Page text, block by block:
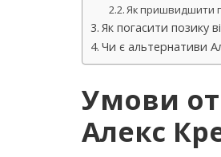
Як пришвидшити
Як погасити позику
Чи є альтернативи
Умови
Алекс